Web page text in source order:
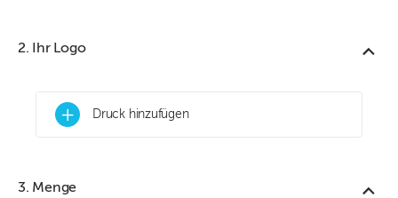
2. Ihr Logo
+ Druck hinzufügen
3. Menge